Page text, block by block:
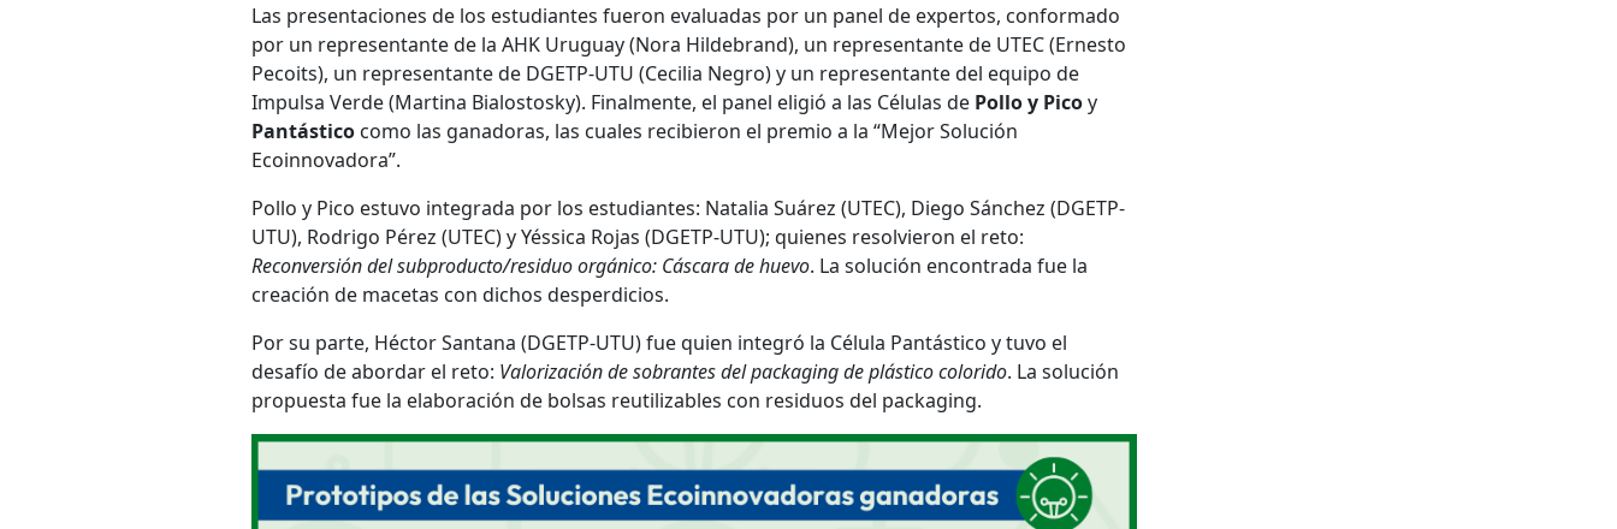
Las presentaciones de los estudiantes fueron evaluadas por un panel de expertos, conformado
por un representante de la AHK Uruguay (Nora Hildebrand), un representante de UTEC (Ernesto
Pecoits), un representante de DGETP-UTU (Cecilia Negro) y un representante del equipo de
Impulsa Verde (Martina Bialostosky). Finalmente, el panel eligió a las Células de Pollo y Picoy
Pantástico como las ganadoras, las cuales recibieron el premio a la “Mejor Solución
Ecoinnovadora”.
Pollo y Pico estuvo integrada por los estudiantes: Natalia Suárez (UTEC), Diego Sánchez (DGETP-
UTU), Rodrigo Pérez (UTEC) y Yéssica Rojas (DGETP-UTU); quienes resolvieron el reto:
Reconversión del subproducto/residuo orgánico: Cáscara de huevo. La solución encontrada fue la
creación de macetas con dichos desperdicios.
Por su parte, Héctor Santana (DGETP-UTU) fue quien integró la Célula Pantástico y tuvo el
desafío de abordar el reto: Valorización de sobrantes del packaging de plástico colorido. La solución
propuesta fue la elaboración de bolsas reutilizables con residuos del packaging.